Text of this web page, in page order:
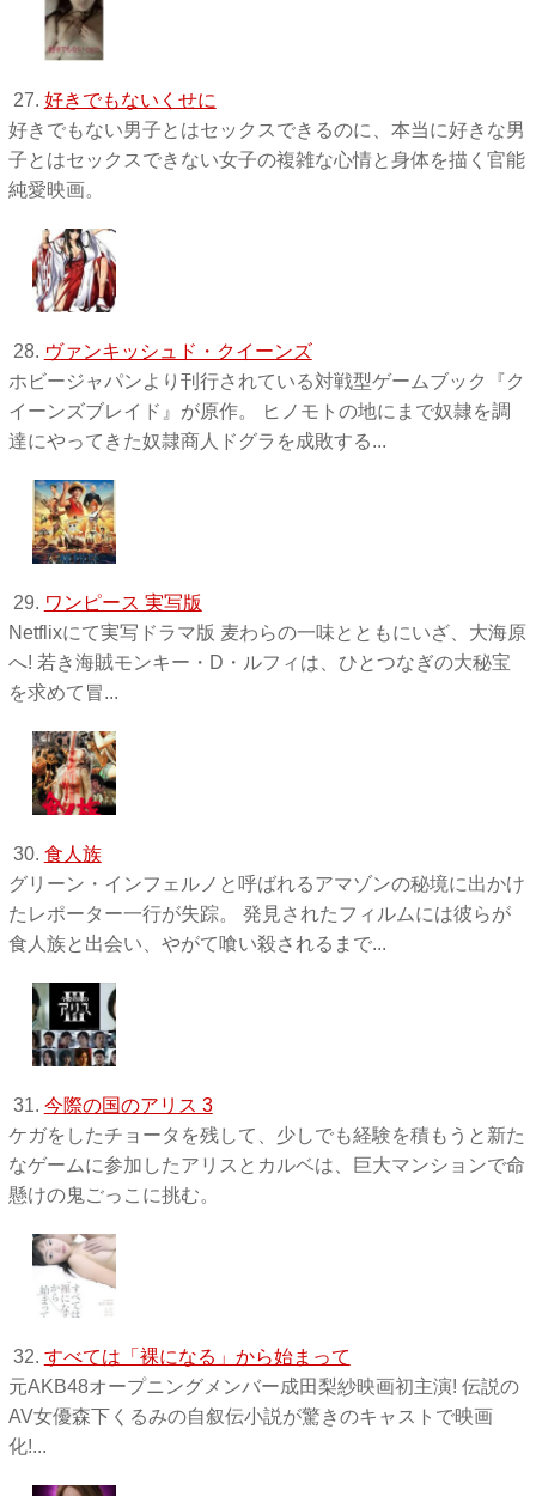
27. 好きでもないくせに
好きでもない男子とはセックスできるのに、本当に好きな男
子とはセックスできない女子の複雑な心情と身体を描く官能
純愛映画。
28. ヴァンキッシュド・クイーンズ
ホビージャパンより刊行されている対戦型ゲームブック『ク
イーンズブレイド』が原作。 ヒノモトの地にまで奴隷を調
達にやってきた奴隷商人ドグラを成敗する...
29. ワンピース 実写版
Netflixにて実写ドラマ版 麦わらの一味とともにいざ、大海原
へ! 若き海賊モンキー・D・ルフィは、ひとつなぎの大秘宝
を求めて冒...
30. 食人族
グリーン・インフェルノと呼ばれるアマゾンの秘境に出かけ
たレポーター一行が失踪。 発見されたフィルムには彼らが
食人族と出会い、やがて喰い殺されるまで...
31. 今際の国のアリス 3
ケガをしたチョータを残して、少しでも経験を積もうと新た
なゲームに参加したアリスとカルベは、巨大マンションで命
懸けの鬼ごっこに挑む。
32. すべては「裸になる」から始まって
元AKB48オープニングメンバー成田梨紗映画初主演! 伝説の
AV女優森下くるみの自叙伝小説が驚きのキャストで映画
化!...